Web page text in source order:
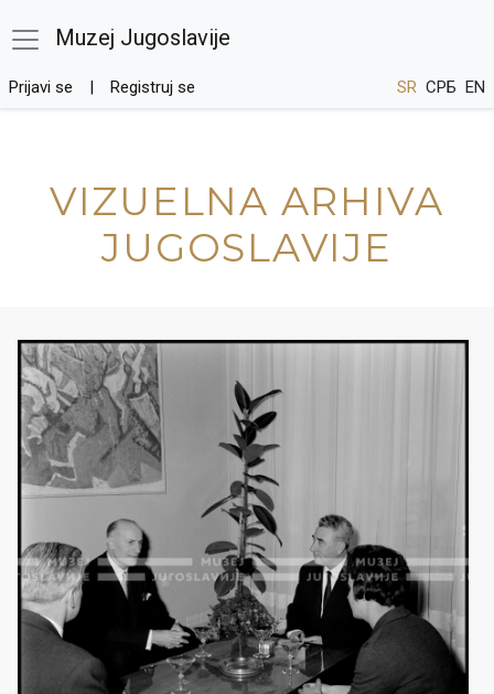
Muzej Jugoslavije
Prijavi se Registruj se SR СРБ EN
VIZUELNA ARHIVA
JUGOSLAVIJE